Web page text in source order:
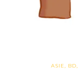
ASIE, BD,